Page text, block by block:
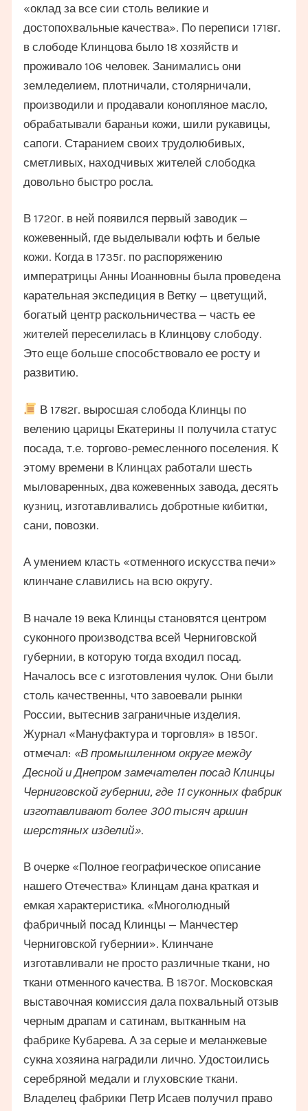
«оклад за все сии столь великие и
достопохвальные качества». По переписи 1718г.
в слободе Клинцова было 18 хозяйств и
проживало 106 человек. Занимались они
земледелием, плотничали, столярничали,
производили и продавали конопляное масло,
обрабатывали бараньи кожи, шили рукавицы,
сапоги. Старанием своих трудолюбивых,
сметливых, находчивых жителей слободка
довольно быстро росла.
В 1720г. в ней появился первый заводик —
кожевенный, где выделывали юфть и белые
кожи. Когда в 1735г. по распоряжению
императрицы Анны Иоанновны была проведена
карательная экспедиция в Ветку — цветущий,
богатый центр раскольничества — часть ее
жителей переселилась в Клинцову слободу.
Это еще больше способствовало ее росту и
развитию.
В 1782г. выросшая слобода Клинцы по
велению царицы Екатерины II получила статус
посада, т.е. торгово-ремесленного поселения. К
этому времени в Клинцах работали шесть
мыловаренных, два кожевенных завода, десять
кузниц, изготавливались добротные кибитки,
сани, повозки.
А умением класть «отменного искусства печи»
клинчане славились на всю округу.
В начале 19 века Клинцы становятся центром
суконного производства всей Черниговской
губернии, в которую тогда входил посад.
Началось все с изготовления чулок. Они были
столь качественны, что завоевали рынки
России, вытеснив заграничные изделия.
Журнал «Мануфактура и торговля» в 1850г.
отмечал: «В промышленном округе между
Десной и Днепром замечателен посад Клинцы
Черниговской губернии, где 11 суконных фабрик
изготавливают более 300 тысяч аршин
шерстяных изделий».
В очерке «Полное географическое описание
нашего Отечества» Клинцам дана краткая и
емкая характеристика. «Многолюдный
фабричный посад Клинцы — Манчестер
Черниговской губернии». Клинчане
изготавливали не просто различные ткани, но
ткани отменного качества. В 1870г. Московская
выставочная комиссия дала похвальный отзыв
черным драпам и сатинам, вытканным на
фабрике Кубарева. А за серые и меланжевые
сукна хозяина наградили лично. Удостоились
серебряной медали и глуховские ткани.
Владелец фабрики Петр Исаев получил право